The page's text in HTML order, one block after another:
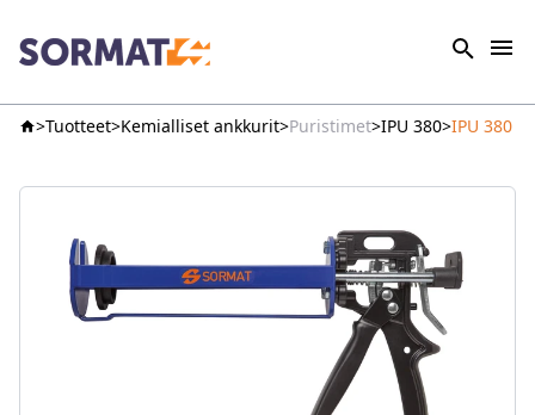
Tuotteet Kemialliset ankkurit Puristimet IPU 380 IPU 380